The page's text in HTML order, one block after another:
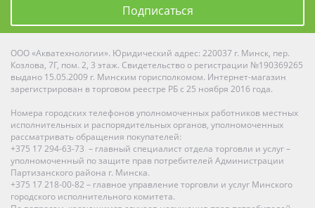
Подписаться
ООО «Акватехнологии». Юридический адрес: 220037 г. Минск, пер.
Козлова, 7Г, пом. 2, 3 этаж. Свидетельство о регистрации №190369265
выдано 15.05.2009 г. Минским горисполкомом. Интернет-магазин
зарегистрирован в торговом реестре РБ с 25 ноября 2016 года.
Номера городских телефонов уполномоченных работников местных
исполнительных и распорядительных органов, уполномоченных
рассматривать обращения покупателей:
+375 17 294-63-73 – главный специалист отдела торговли и услуг –
уполномоченный по защите прав потребителей Администрации
Партизанского района г. Минска.
+375 17 218-00-82 – главное управление торговли и услуг Минского
городского исполнительного комитета.